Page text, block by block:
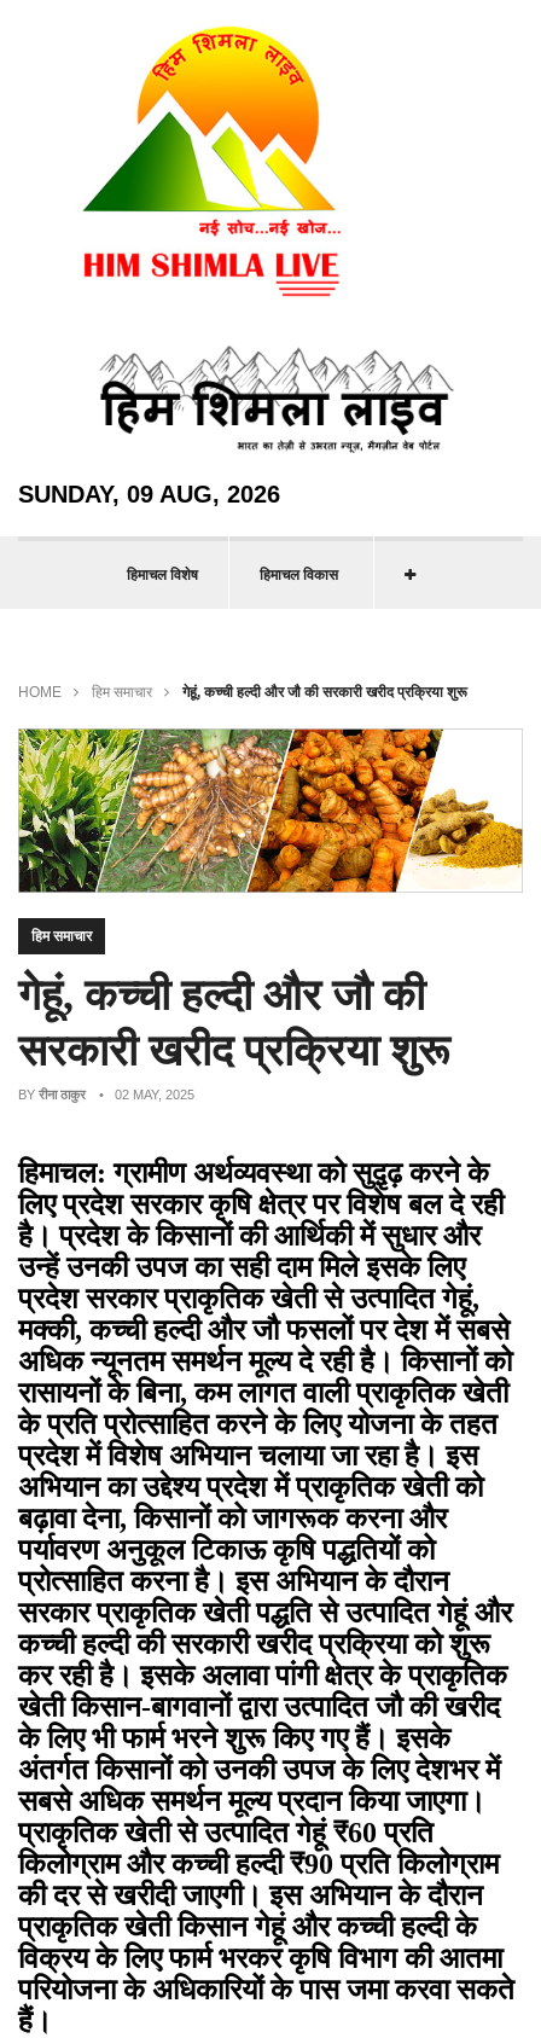
SUNDAY, 09 AUG, 2026
हिमाचल विशेष हिमाचल विकास
HOME हिम समाचार गेहूं, कच्ची हल्दी और जौ की सरकारी खरीद प्रक्रिया शुरू
हिम समाचार
गेहूं, कच्ची हल्दी और जौ की
सरकारी खरीद प्रक्रिया शुरू
BY रीना ठाकुर • 02 MAY, 2025
हिमाचल: ग्रामीण अर्थव्यवस्था को सुदृ़ढ़ करने के
लिए प्रदेश सरकार कृषि क्षेत्र पर विशेष बल दे रही
है। प्रदेश के किसानों की आर्थिकी में सुधार और
उन्हें उनकी उपज का सही दाम मिले इसके लिए
प्रदेश सरकार प्राकृतिक खेती से उत्पादित गेहूं,
मक्की, कच्ची हल्दी और जौ फसलों पर देश में सबसे
अधिक न्यूनतम समर्थन मूल्य दे रही है। किसानों को
रासायनों के बिना, कम लागत वाली प्राकृतिक खेती
के प्रति प्रोत्साहित करने के लिए योजना के तहत
प्रदेश में विशेष अभियान चलाया जा रहा है। इस
अभियान का उद्देश्य प्रदेश में प्राकृतिक खेती को
बढ़ावा देना, किसानों को जागरूक करना और
पर्यावरण अनुकूल टिकाऊ कृषि पद्धतियों को
प्रोत्साहित करना है। इस अभियान के दौरान
सरकार प्राकृतिक खेती पद्धति से उत्पादित गेहूं और
कच्ची हल्दी की सरकारी खरीद प्रक्रिया को शुरू
कर रही है। इसके अलावा पांगी क्षेत्र के प्राकृतिक
खेती किसान-बागवानों द्वारा उत्पादित जौ की खरीद
के लिए भी फार्म भरने शुरू किए गए हैं। इसके
अंतर्गत किसानों को उनकी उपज के लिए देशभर में
सबसे अधिक समर्थन मूल्य प्रदान किया जाएगा।
प्राकृतिक खेती से उत्पादित गेहूं ₹60 प्रति
किलोग्राम और कच्ची हल्दी ₹90 प्रति किलोग्राम
की दर से खरीदी जाएगी। इस अभियान के दौरान
प्राकृतिक खेती किसान गेहूं और कच्ची हल्दी के
विक्रय के लिए फार्म भरकर कृषि विभाग की आतमा
परियोजना के अधिकारियों के पास जमा करवा सकते
हैं।